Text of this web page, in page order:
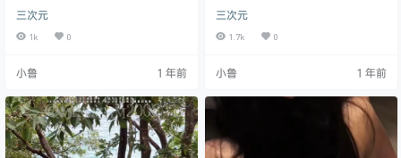
三次元
1k 0
小鲁 1 年前
三次元
1.7k 0
小鲁 1 年前